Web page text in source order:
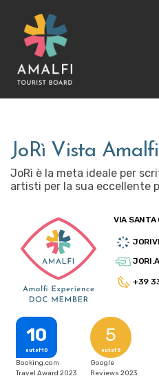
JoRì Vista Amalfi
JoRì è la meta ideale per
artisti per la sua eccellente
VIA SANTA
+39
10
out of 10
Booking.com
Travel Award 2023
5
out of 5
Google
Reviews 2023